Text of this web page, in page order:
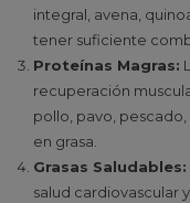
integral, avena,
tener suficiente
Proteínas Magras:
recuperación
pollo, pavo,
en grasa.
Grasas Saludables:
salud cardiovascular